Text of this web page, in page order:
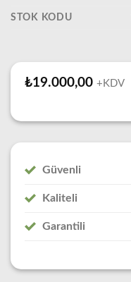
STOK KODU
₺19.000,00 +KDV
Güvenli
Kaliteli
Garantili